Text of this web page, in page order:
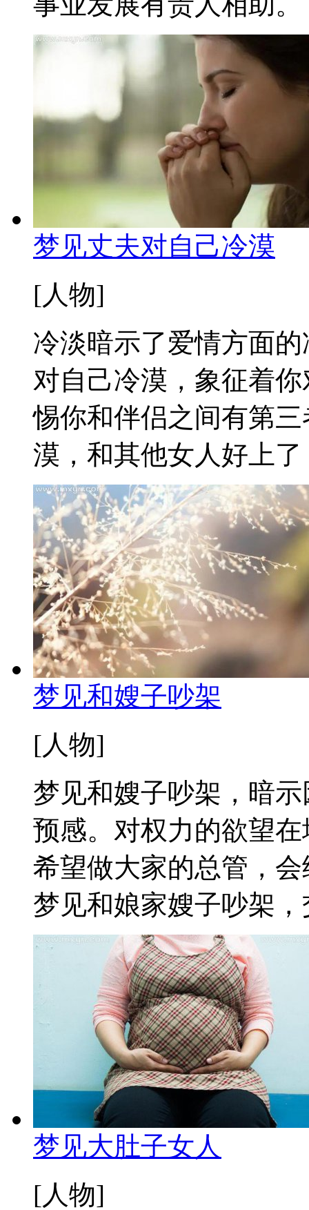
梦见丈夫对自己冷漠
[人物]
冷淡暗示了爱情方面
对自己冷漠，象征着
惕你和伴侣之间有第
漠，和其他女人好上
梦见和嫂子吵架
[人物]
梦见和嫂子吵架，暗
预感。对权力的欲望
希望做大家的总管，
梦见和娘家嫂子吵架
梦见大肚子女人
[人物]